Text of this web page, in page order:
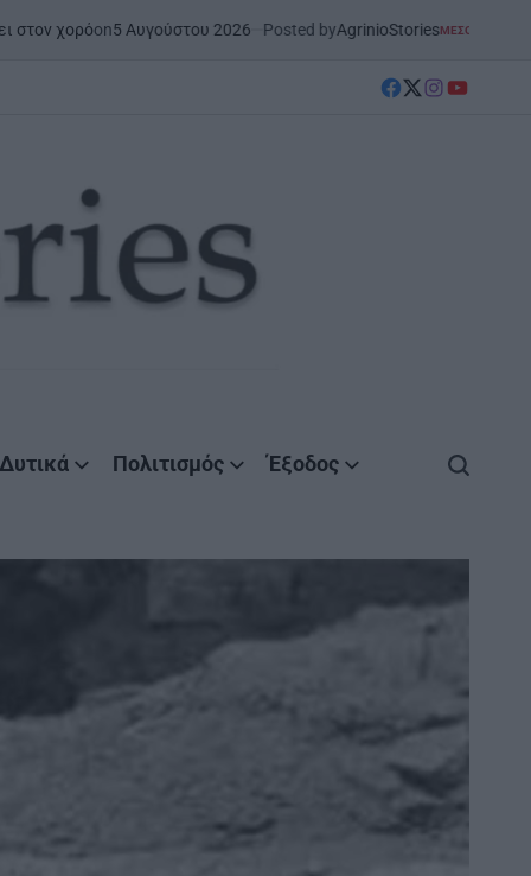
on5 Αυγούστου 2026 Posted byAgrinioStoriesPOSTED
ΜΕΣΟΛΌΓΓΙΣΤΗΝ
facebook
Twitter
instagram
YouTube
Δυτικά Πολιτισμός Έξοδος